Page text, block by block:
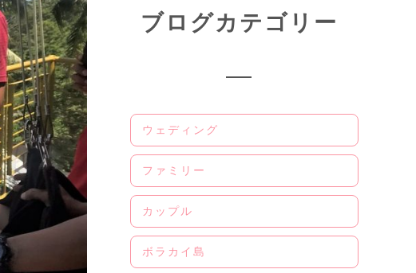
ブログカテゴリー
ウェディング
ファミリー
カップル
ボラカイ島